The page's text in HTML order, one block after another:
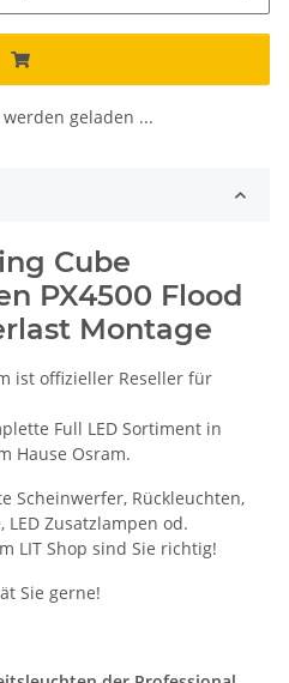
geladen ...
Cube
PX4500 Flood
Montage
ist offizieller Reseller für
Full LED Sortiment in
Hause Osram.
Scheinwerfer, Rückleuchten,
LED Zusatzlampen od.
LIT Shop sind Sie richtig!
Sie gerne!